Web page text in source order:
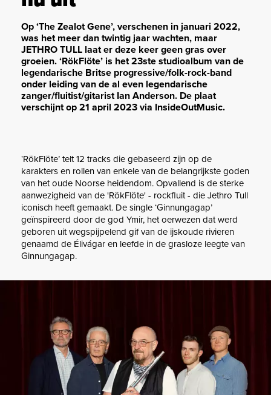
Op ‘The Zealot Gene’, verschenen in januari 2022,
was het meer dan twintig jaar wachten, maar
JETHRO TULL laat er deze keer geen gras over
groeien. ‘RökFlöte’ is het 23ste studioalbum van de
legendarische Britse progressive/folk-rock-band
onder leiding van de al even legendarische
zanger/fluitist/gitarist Ian Anderson. De plaat
verschijnt op 21 april 2023 via InsideOutMusic.
‘RökFlöte’ telt 12 tracks die gebaseerd zijn op de
karakters en rollen van enkele van de belangrijkste goden
van het oude Noorse heidendom. Opvallend is de sterke
aanwezigheid van de 'RökFlöte' - rockfluit - die Jethro Tull
iconisch heeft gemaakt. De single ‘Ginnungagap’
geïnspireerd door de god Ymir, het oerwezen dat werd
geboren uit wegspijpelend gif van de ijskoude rivieren
genaamd de Élivágar en leefde in de grasloze leegte van
Ginnungagap.